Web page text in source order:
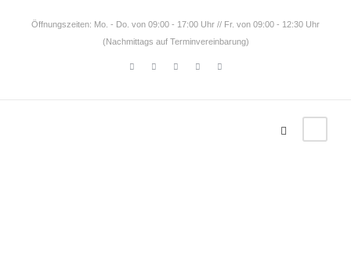
Öffnungszeiten: Mo. - Do. von 09:00 - 17:00 Uhr // Fr. von 09:00 - 12:30 Uhr
(Nachmittags auf Terminvereinbarung)